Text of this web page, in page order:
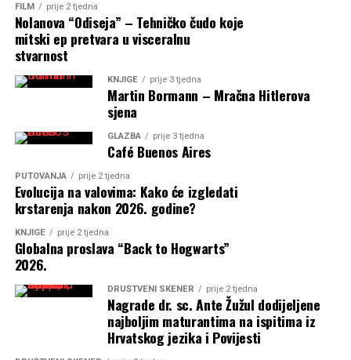
FILM prije 2 tjedna
Nolanova “Odiseja” – Tehničko čudo koje
mitski ep pretvara u visceralnu
stvarnost
KNJIGE prije 3 tjedna
Martin Bormann – Mračna Hitlerova
sjena
GLAZBA prije 3 tjedna
Café Buenos Aires
PUTOVANJA prije 2 tjedna
Evolucija na valovima: Kako će izgledati
krstarenja nakon 2026. godine?
KNJIGE prije 2 tjedna
Globalna proslava “Back to Hogwarts”
2026.
DRUŠTVENI SKENER prije 2 tjedna
Nagrade dr. sc. Ante Žužul dodijeljene
najboljim maturantima na ispitima iz
Hrvatskog jezika i Povijesti